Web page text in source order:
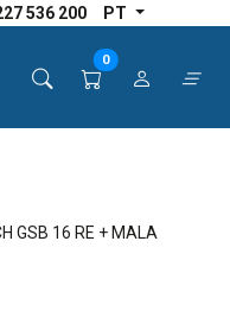
536 200 PT
0
GSB 16 RE + MALA